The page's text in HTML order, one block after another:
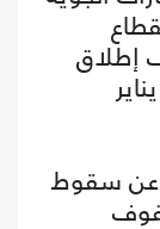
إطلاق
يناير
عن سقوط